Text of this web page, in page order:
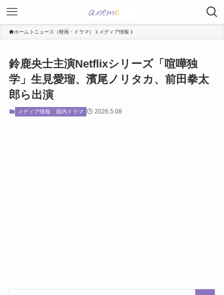
ホーム ニュース（映画・ドラマ） メディア情報
鈴鹿央士主演Netflixシリーズ「喧嘩独
学」生見愛瑠、濱尾ノリタカ、前田拳太
郎ら出演
メディア情報 国内ドラマ 2026.5.08